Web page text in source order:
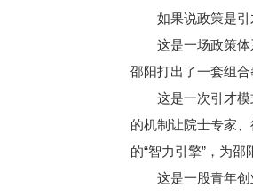
如果说政策是引才
这是一场政策体系
邵阳打出了一套组合
这是一次引才模式
的机制让院士专家
的“智力引擎”，为邵
这是一股青年创业